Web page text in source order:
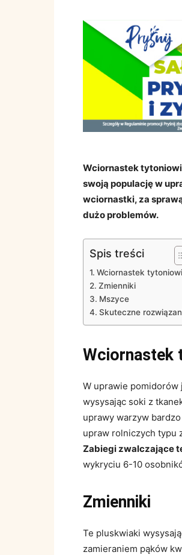
Wciornastek
swoją populację w
wciornastki, za
dużo problemów.
Spis treści
Wciornastek
Zmienniki
Mszyce
Skuteczne
Wciornastek
W uprawie
wysysając soki z
uprawy warzyw
upraw rolniczych typu
Zabiegi zwalczające
wykryciu 6-10
Zmienniki
Te pluskwiaki
zamieraniem pąków